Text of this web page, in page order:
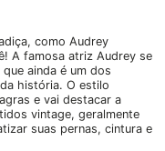
como Audrey
A famosa atriz Audrey se
ainda é um dos
história. O estilo
e vai destacar a
vintage, geralmente
suas pernas, cintura e